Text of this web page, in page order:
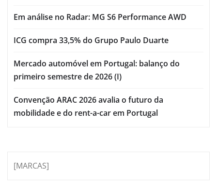
Em análise no Radar: MG S6 Performance AWD
ICG compra 33,5% do Grupo Paulo Duarte
Mercado automóvel em Portugal: balanço do
primeiro semestre de 2026 (I)
Convenção ARAC 2026 avalia o futuro da
mobilidade e do rent-a-car em Portugal
[MARCAS]